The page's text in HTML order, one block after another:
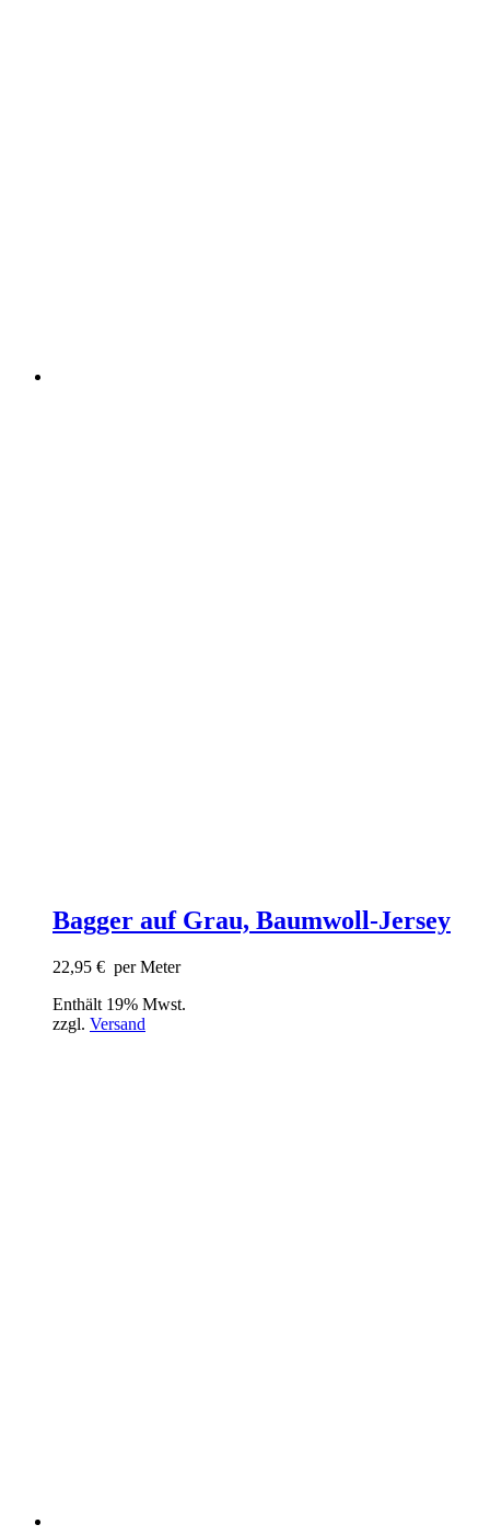
Bagger auf Grau, Baumwoll-Jersey
22,95 € per Meter
Enthält 19% Mwst.
zzgl. Versand